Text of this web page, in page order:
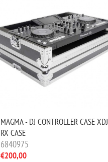
MAGMA - DJ CONTROLLER CASE XDJ
RX CASE
6840975
€200,00